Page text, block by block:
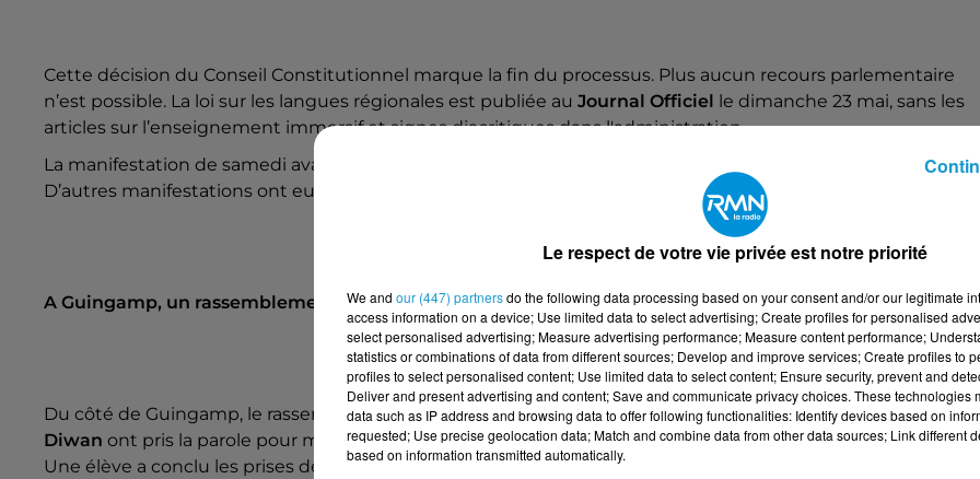
Cette décision du Conseil Constitutionnel marque la fin du processus. Plus aucun recours parlementaire
n’est possible. La loi sur les langues régionales est publiée au Journal Officiel le dimanche 23 mai, sans les
articles sur l’enseignement immersif et signes diacritiques dans l'administration.
La manifestation de samedi avait pour but de montrer la contestation des bretons contre cette censure.
D’autres manifestations ont eu lieu en France, à Bayonne (Pays Basque) et Perpignan (Catalogne).
A Guingamp, un rassemblement dans une bonne ambiance
Du côté de Guingamp, le rassemblement a commencé place de la gare vers 13H30. Des élèves de lycées
Diwan ont pris la parole pour montrer l’importance de la culture bretonne dans le quotidien de notre
Une élève a conclu les prises de parole par un chant breton,Karantez vro
Le respect de votre vie privée est notre priorité
We and our (447) partnersdo the following data processing based on your consent and/or our legitimate
access information on a device; Use limited data to select advertising; Create profiles for personalised
select personalised advertising; Measure advertising performance; Measure content performance;
statistics or combinations of data from different sources; Develop and improve services; Create profiles to
profiles to select personalised content; Use limited data to select content; Ensure security, prevent and
Deliver and present advertising and content; Save and communicate privacy choices. These technologies
data such as IP address and browsing data to offer following functionalities: Identify devices based on
requested; Use precise geolocation data; Match and combine data from other data sources; Link different
based on information transmitted automatically.